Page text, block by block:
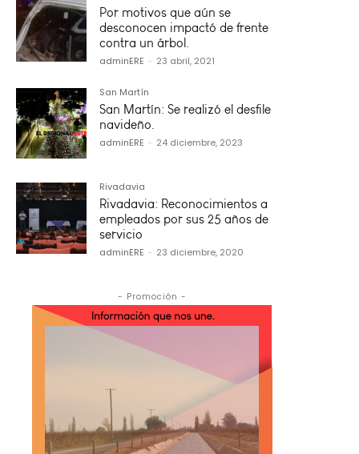
Por motivos que aún se
desconocen impactó de frente
contra un árbol.
adminERE - 23 abril, 2021
San Martín
San Martín: Se realizó el desfile
navideño.
adminERE - 24 diciembre, 2023
Rivadavia
Rivadavia: Reconocimientos a
empleados por sus 25 años de
servicio
adminERE - 23 diciembre, 2020
- Promoción -